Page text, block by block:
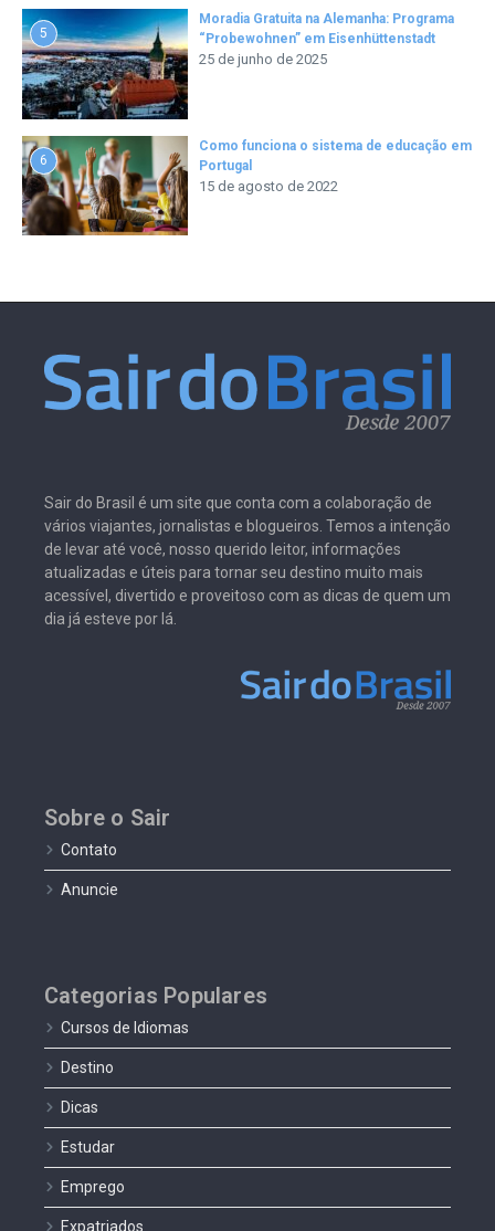
5
Moradia Gratuita na Alemanha: Programa
“Probewohnen” em Eisenhüttenstadt
25 de junho de 2025
6
Como funciona o sistema de educação em
Portugal
15 de agosto de 2022
Sair do Brasil é um site que conta com a colaboração de
vários viajantes, jornalistas e blogueiros. Temos a intenção
de levar até você, nosso querido leitor, informações
atualizadas e úteis para tornar seu destino muito mais
acessível, divertido e proveitoso com as dicas de quem um
dia já esteve por lá.
Sobre o Sair
Contato
Anuncie
Categorias Populares
Cursos de Idiomas
Destino
Dicas
Estudar
Emprego
Expatriados